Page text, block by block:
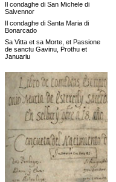
Il condaghe di San Michele di
Salvennor
Il condaghe di Santa Maria di
Bonarcado
Sa Vitta et sa Morte, et Passione
de sanctu Gavinu, Prothu et
Januariu